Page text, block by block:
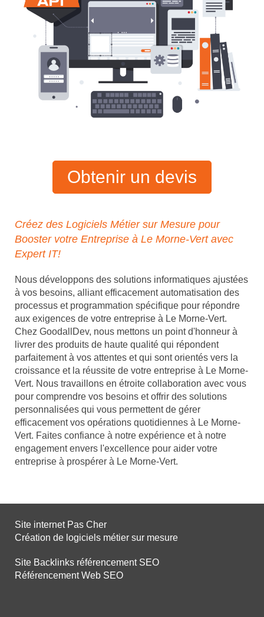
Obtenir un devis
Créez des Logiciels Métier sur Mesure pour
Booster votre Entreprise à Le Morne-Vert avec
Expert IT!
Nous développons des solutions informatiques ajustées
à vos besoins, alliant efficacement automatisation des
processus et programmation spécifique pour répondre
aux exigences de votre entreprise à Le Morne-Vert.
Chez GoodallDev, nous mettons un point d'honneur à
livrer des produits de haute qualité qui répondent
parfaitement à vos attentes et qui sont orientés vers la
croissance et la réussite de votre entreprise à Le Morne-
Vert. Nous travaillons en étroite collaboration avec vous
pour comprendre vos besoins et offrir des solutions
personnalisées qui vous permettent de gérer
efficacement vos opérations quotidiennes à Le Morne-
Vert. Faites confiance à notre expérience et à notre
engagement envers l'excellence pour aider votre
entreprise à prospérer à Le Morne-Vert.
Site internet Pas Cher
Création de logiciels métier sur mesure
Site Backlinks référencement SEO
Référencement Web SEO